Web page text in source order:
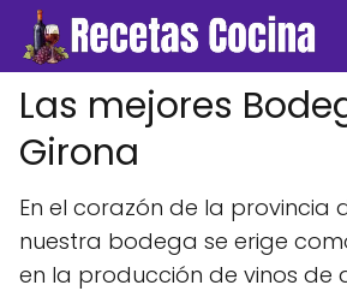
Las mejores
Girona
En el corazón de la provincia
nuestra bodega se erige
en la producción de vinos de